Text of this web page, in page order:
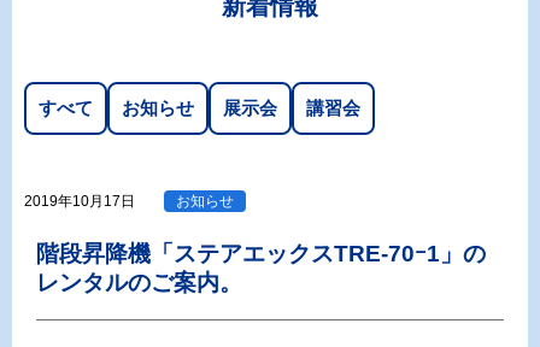
新着情報
すべて お知らせ 展示会 講習会
2019年10月17日 お知らせ
階段昇降機「ステアエックスTRE-70ｰ1」の
レンタルのご案内。